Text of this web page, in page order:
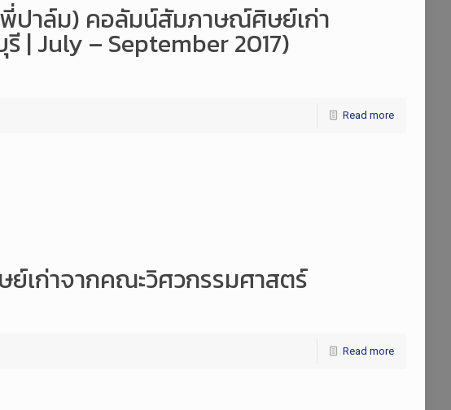
ปาล์ม) คอลัมน์สัมภาษณ์ศิษย์เก่า
| July – September 2017)
Read more
เก่าจากคณะวิศวกรรมศาสตร์
Read more